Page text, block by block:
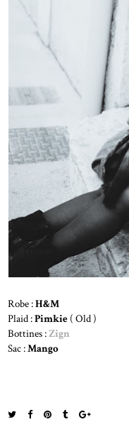
Robe :H&M
Plaid :Pimkie ( Old )
Bottines :Zign
Sac :Mango